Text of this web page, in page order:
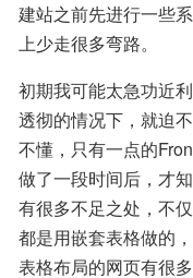
建站之前先进行一些
上少走很多弯路。
初期我可能太急功近
透彻的情况下，就迫
不懂，只有一点的
做了一段时间后，才
有很多不足之处，不
都是用嵌套表格做的
表格布局的网页有很